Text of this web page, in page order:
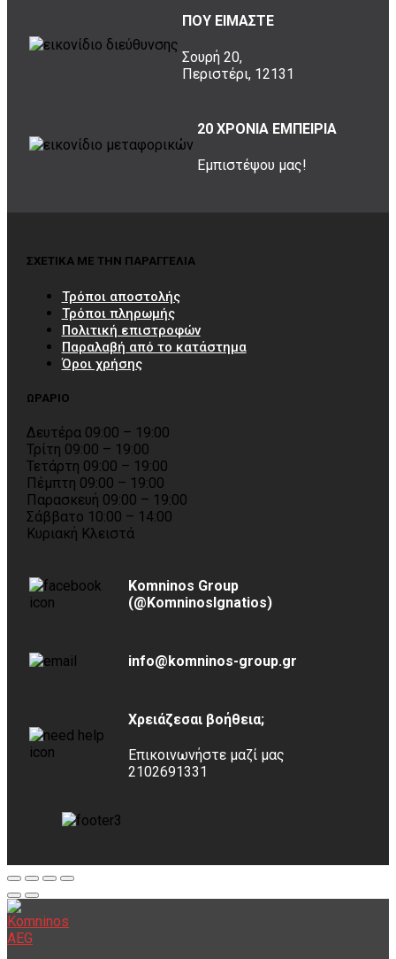
ΠΟΥ ΕΙΜΑΣΤΕ
Σουρή 20,
Περιστέρι, 12131
20 ΧΡΟΝΙΑ ΕΜΠΕΙΡΙΑ
Εμπιστέψου μας!
ΣΧΕΤΙΚΑ ΜΕ ΤΗΝ ΠΑΡΑΓΓΕΛΙΑ
Τρόποι αποστολής
Τρόποι πληρωμής
Πολιτική επιστροφών
Παραλαβή από το κατάστημα
Όροι χρήσης
ΩΡΑΡΙΟ
Δευτέρα 09:00 – 19:00
Τρίτη 09:00 – 19:00
Τετάρτη 09:00 – 19:00
Πέμπτη 09:00 – 19:00
Παρασκευή 09:00 – 19:00
Σάββατο 10:00 – 14:00
Κυριακή Κλειστά
Komninos Group
(@KomninosIgnatios)
info@komninos-group.gr
Χρειάζεσαι βοήθεια;
Επικοινωνήστε μαζί μας
2102691331